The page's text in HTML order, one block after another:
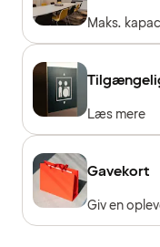
Maks.
Læs mere
Gavekort
Giv en